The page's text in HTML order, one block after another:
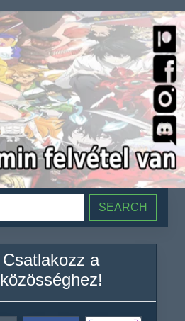
SEARCH
Csatlakozz a
közösséghez!